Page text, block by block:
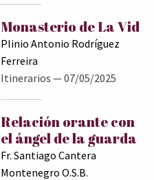
Monasterio de La Vid
Plinio Antonio Rodríguez
Ferreira
Itinerarios — 07/05/2025
Relación orante con
el ángel de la guarda
Fr. Santiago Cantera
Montenegro O.S.B.